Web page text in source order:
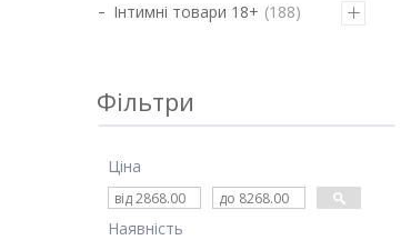
Інтимні товари 18+ 188
Фільтри
Ціна
Наявність